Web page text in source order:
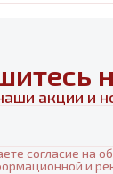
акции и
согласие на
и